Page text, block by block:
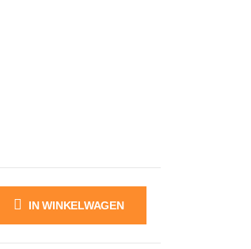
IN WINKELWAGEN